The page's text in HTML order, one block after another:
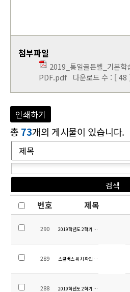
첨부파일
2019_통일골든벨_기본학
PDF.pdf다운로드 수 : [ 48
인쇄하기
총 73개의 게시물이 있습니다.
번호 제목
290 2019학년도 2학기 중등 평가계획 안내
289 스쿨버스 위치 확인 방법 안내
288 2019학년도 2학기 스쿨버스 운영 변